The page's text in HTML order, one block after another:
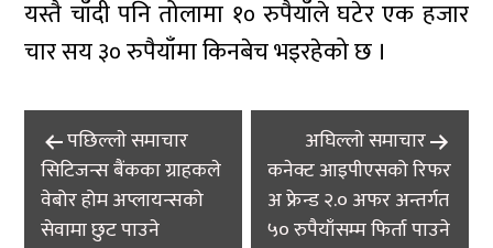
यस्तै चाँदी पनि तोलामा १० रुपैयाँले घटेर एक हजार
चार सय ३० रुपैयाँमा किनबेच भइरहेको छ ।
Post
navigation
पछिल्लाे समाचार
सिटिजन्स बैंकका ग्राहकले
वेबोर होम अप्लायन्सको
सेवामा छुट पाउने
अघिल्लाे समाचार
कनेक्ट आइपीएसको रिफर
अ फ्रेन्ड २.० अफर अन्तर्गत
५० रुपैयाँसम्म फिर्ता पाउने